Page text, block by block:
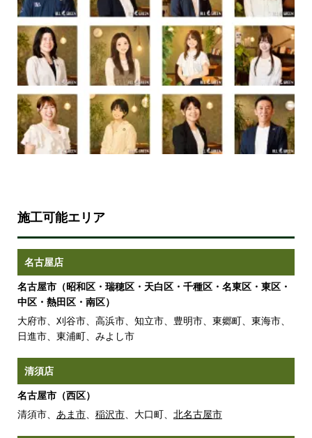
施工可能エリア
名古屋店
名古屋市（昭和区・瑞穂区・天白区・千種区・名東区・東区・
中区・熱田区・南区）
大府市、刈谷市、高浜市、知立市、豊明市、東郷町、東海市、
日進市、東浦町、みよし市
清須店
名古屋市（西区）
清須市、 あま市、 稲沢市、大口町、 北名古屋市